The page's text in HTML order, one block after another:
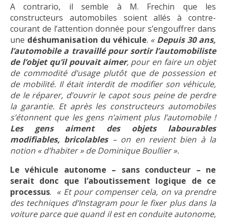
A contrario, il semble à M. Frechin que les
constructeurs automobiles soient allés à contre-
courant de l’attention donnée pour s’engouffrer dans
une déshumanisation du véhicule. « Depuis 30 ans,
l’automobile a travaillé pour sortir l’automobiliste
de l’objet qu’il pouvait aimer, pour en faire un objet
de commodité d’usage plutôt que de possession et
de mobilité. Il était interdit de modifier son véhicule,
de le réparer, d’ouvrir le capot sous peine de perdre
la garantie. Et après les constructeurs automobiles
s’étonnent que les gens n’aiment plus l’automobile !
Les gens aiment des objets labourables
modifiables, bricolables– on en revient bien à la
notion « d’habiter » de Dominique Boullier ».
Le véhicule autonome – sans conducteur – ne
serait donc que l’aboutissement logique de ce
processus. « Et pour compenser cela, on va prendre
des techniques d’Instagram pour le fixer plus dans la
voiture parce que quand il est en conduite autonome,